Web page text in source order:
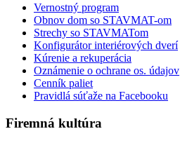
Vernostný program
Obnov dom so STAVMAT-om
Strechy so STAVMATom
Konfigurátor interiérových dverí
Kúrenie a rekuperácia
Oznámenie o ochrane os. údajov
Cenník paliet
Pravidlá súťaže na Facebooku
Firemná kultúra